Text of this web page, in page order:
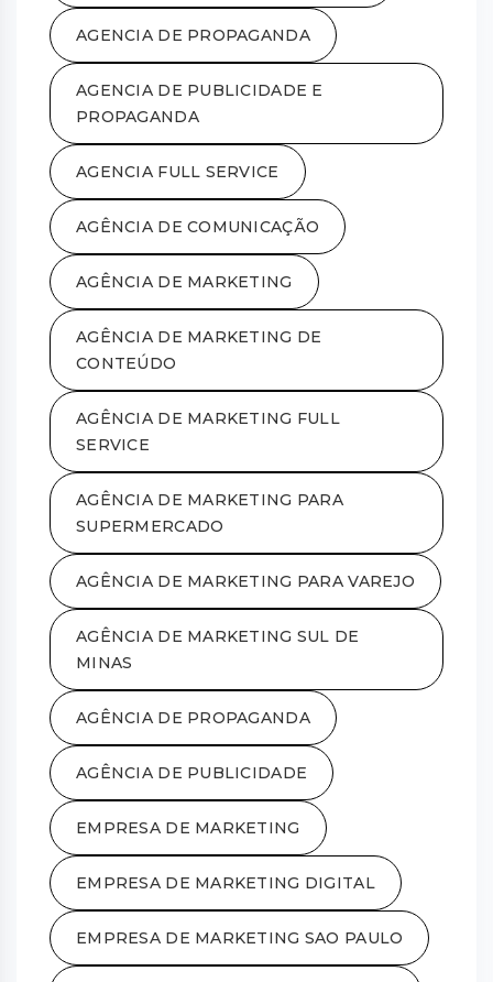
AGENCIA DE PROPAGANDA
AGENCIA DE PUBLICIDADE E
PROPAGANDA
AGENCIA FULL SERVICE
AGÊNCIA DE COMUNICAÇÃO
AGÊNCIA DE MARKETING
AGÊNCIA DE MARKETING DE
CONTEÚDO
AGÊNCIA DE MARKETING FULL
SERVICE
AGÊNCIA DE MARKETING PARA
SUPERMERCADO
AGÊNCIA DE MARKETING PARA VAREJO
AGÊNCIA DE MARKETING SUL DE
MINAS
AGÊNCIA DE PROPAGANDA
AGÊNCIA DE PUBLICIDADE
EMPRESA DE MARKETING
EMPRESA DE MARKETING DIGITAL
EMPRESA DE MARKETING SAO PAULO